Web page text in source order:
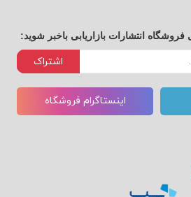
فروشگاه انتشارات بازاریابی باخبر شوید:
اشتراک
اینستاگرام فروشگاه